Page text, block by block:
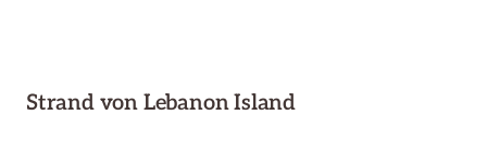
Strand von Lebanon Island